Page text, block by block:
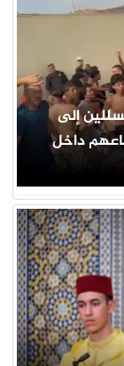
إلى
داخل